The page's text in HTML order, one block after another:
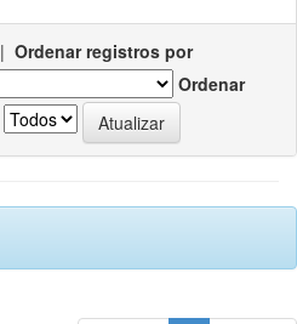
| Ordenar registros por
Ordenar